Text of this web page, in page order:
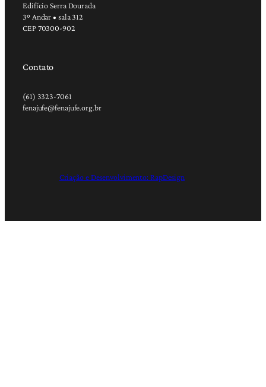
Edifício Serra Dourada
3º Andar • sala 312
CEP 70300-902
Contato
(61) 3323-7061
fenajufe@fenajufe.org.br
Criação e Desenvolvimento: RapDesign